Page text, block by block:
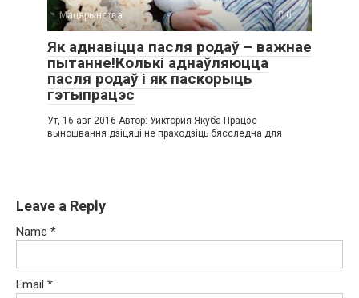
Мацярынства 0
Як аднавіцца пасля родаў – важнае
пытанне!Колькі аднаўляюцца
пасля родаў і як паскорыць
гэтыпрацэс
Ут, 16 авг 2016 Автор: Уиктория Якуба Працэс
выношвання дзіцяці не праходзіць бясследна для
Leave a Reply
Name *
Email *